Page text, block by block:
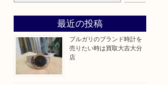
最近の投稿
ブルガリのブランド時計を
売りたい時は買取大吉大分
店